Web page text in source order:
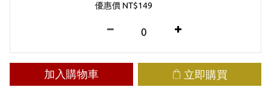
優惠價 NT$149
加入購物車 立即購買